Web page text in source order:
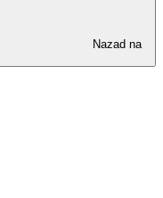
Nazad na